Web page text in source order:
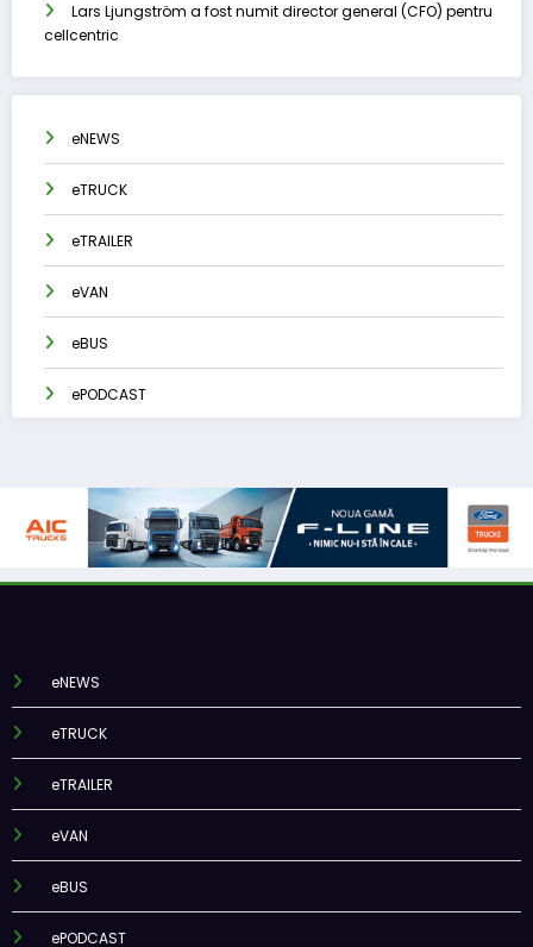
Lars Ljungström a fost numit director general (CFO) pentru
cellcentric
eNEWS
eTRUCK
eTRAILER
eVAN
eBUS
ePODCAST
eNEWS
eTRUCK
eTRAILER
eVAN
eBUS
ePODCAST